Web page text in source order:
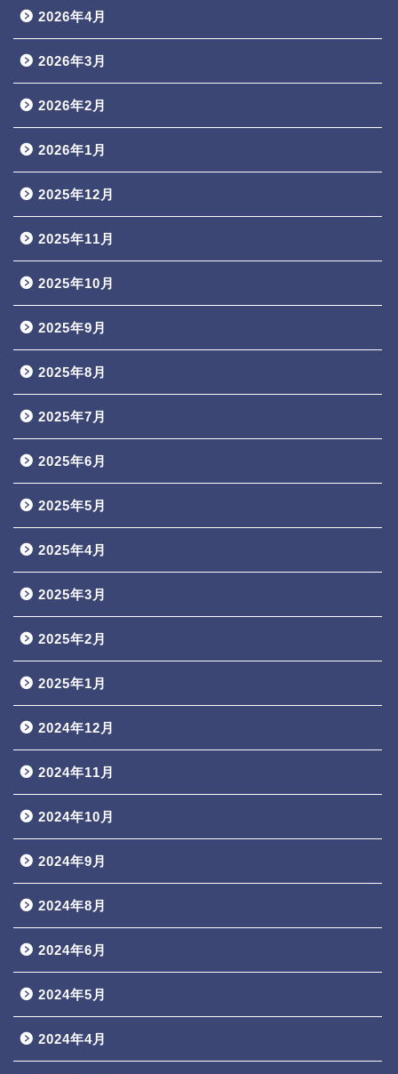
2026年4月
2026年3月
2026年2月
2026年1月
2025年12月
2025年11月
2025年10月
2025年9月
2025年8月
2025年7月
2025年6月
2025年5月
2025年4月
2025年3月
2025年2月
2025年1月
2024年12月
2024年11月
2024年10月
2024年9月
2024年8月
2024年6月
2024年5月
2024年4月